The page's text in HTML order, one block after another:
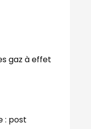
gaz à effet
: post